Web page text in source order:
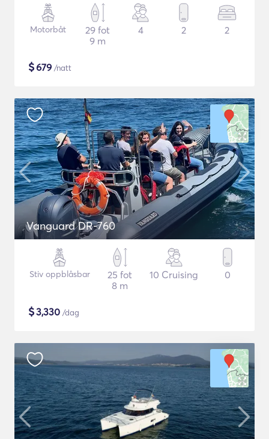
Motorbåt
29 fot
9 m
4 2 2
$679 /natt
Vanguard DR-760
Stiv oppblåsbar
25 fot
8 m
10 Cruising 0
$3,330 /dag